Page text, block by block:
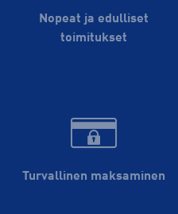
Nopeat ja edulliset
toimitukset
Turvallinen maksaminen